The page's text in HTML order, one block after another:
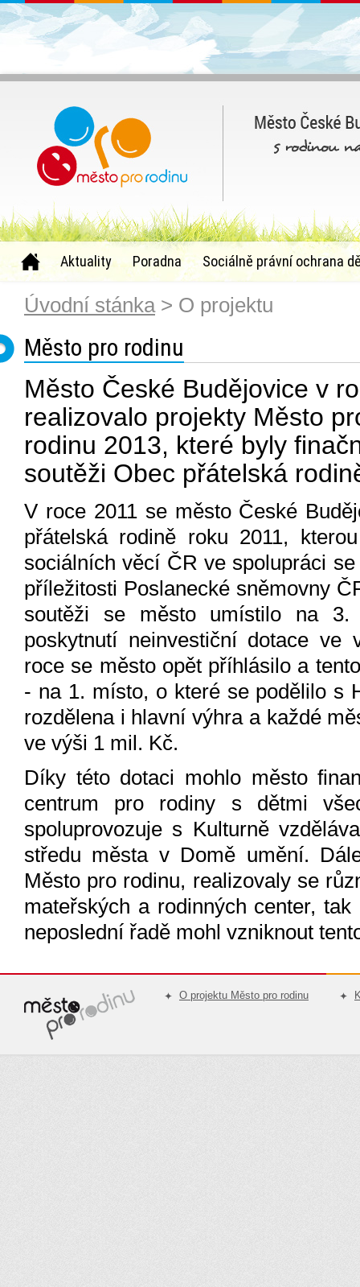
Aktuality Poradna Sociálně právní ochrana
Úvodní stánka> O projektu
Město pro rodinu
Město České Budějovice v
realizovalo projekty Město
rodinu 2013, které byly
soutěži Obec přátelská
V roce 2011 se město České
přátelská rodině roku 2011,
sociálních věcí ČR ve spolupráci
příležitosti Poslanecké sněmovny
soutěži se město umístilo na
poskytnutí neinvestiční dotace
roce se město opět příhlásilo a
- na 1. místo, o které se podělilo s
rozdělena i hlavní výhra a každé
ve výši 1 mil. Kč.
Díky této dotaci mohlo město
centrum pro rodiny s dětmi
spoluprovozuje s Kulturně
středu města v Domě umění.
Město pro rodinu, realizovaly se
mateřských a rodinných center,
neposlední řadě mohl vzniknout
O projektu Město pro rodinu